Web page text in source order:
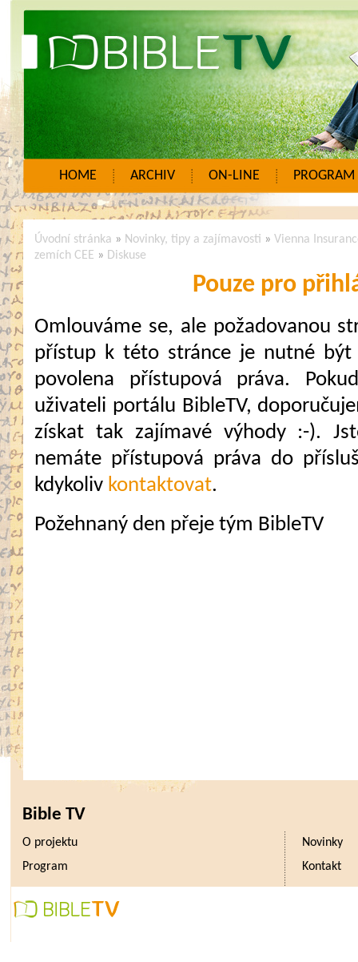
HOME ARCHIV ON-LINE PROGRAM
Úvodní stránka » Novinky, tipy a zajímavosti » Vienna
zemích CEE » Diskuse
Pouze pro
Omlouváme se, ale požadovanou
přístup k této stránce je nutné
povolena přístupová práva.
uživateli portálu BibleTV,
získat tak zajímavé výhody :-).
nemáte přístupová práva do
kdykoliv kontaktovat.
Požehnaný den přeje tým BibleTV
Bible TV
O projektu
Novinky
Program
Kontakt